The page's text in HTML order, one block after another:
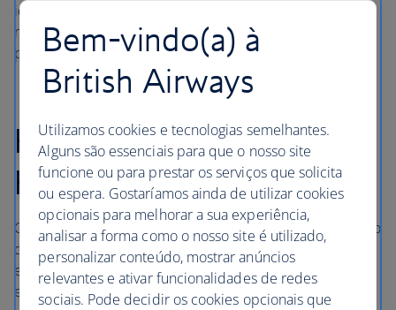
ideal para si – quer seja um com acesso ao ginásio e spas
no local para relaxar, quer seja com Wi-Fi gratuito, se
precisar de estar contactável.
Hotéis do aeroporto de
Heathrow em Londres
Com acesso direto ao centro de Londres através do Metro
de Londres, da linha Elizabeth ou do Heathrow Express,
estes hotéis em London Heathrow são confortáveis e
estão bem localizados perto dos Terminais 2, 3 e 5.
Bem-vindo(a) à
British Airways
Utilizamos cookies e tecnologias semelhantes.
Alguns são essenciais para que o nosso site
funcione ou para prestar os serviços que solicita
ou espera. Gostaríamos ainda de utilizar cookies
opcionais para melhorar a sua experiência,
analisar a forma como o nosso site é utilizado,
personalizar conteúdo, mostrar anúncios
relevantes e ativar funcionalidades de redes
sociais. Pode decidir os cookies opcionais que